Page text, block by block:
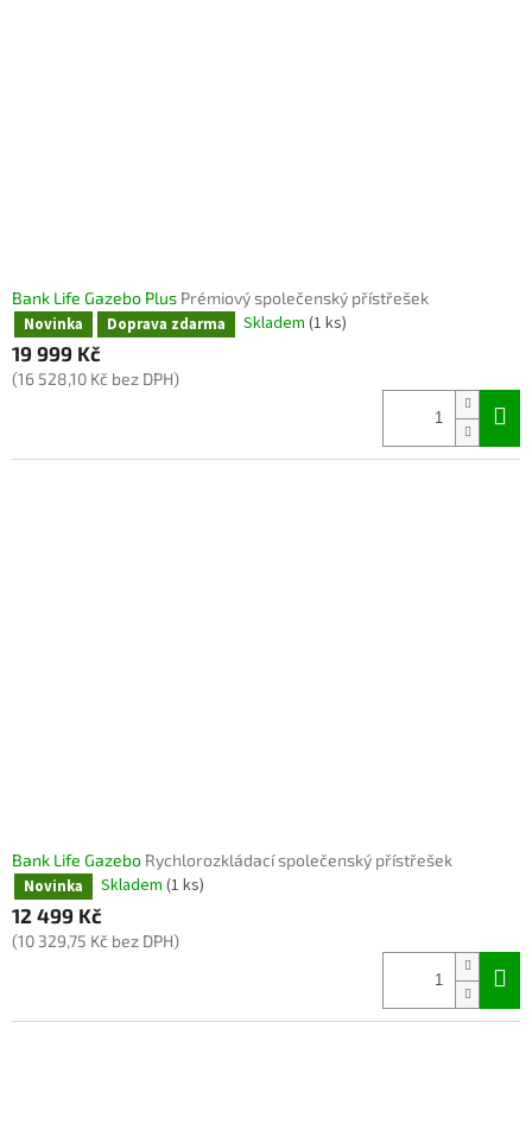
Bank Life Gazebo Plus Prémiový společenský přístřešek
Novinka Doprava zdarma Skladem (1 ks)
19 999 Kč
(16 528,10 Kč bez DPH)
Bank Life Gazebo Rychlorozkládací společenský přístřešek
Novinka Skladem (1 ks)
12 499 Kč
(10 329,75 Kč bez DPH)